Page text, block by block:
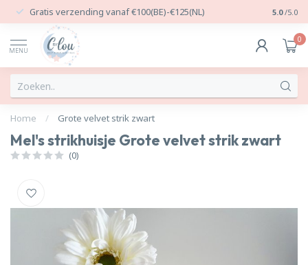
Gratis verzending vanaf €100(BE)-€125(NL) 24/7
5.0 /5.0
MENU
0
Home / Grote velvet strik zwart
Mel's strikhuisje Grote velvet strik zwart
(0)